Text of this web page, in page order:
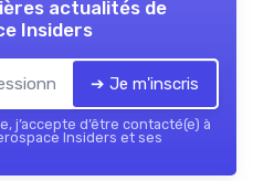
actualités de
Insiders
➔ Je m'inscris
j’accepte d’être contacté(e) à
Insiders et ses